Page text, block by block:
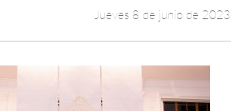
Jueves 8 de junio de 2023